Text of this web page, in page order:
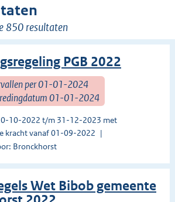
850 resultaten
PGB 2022
per 01-01-2024
01-01-2024
10-2022 t/m 31-12-2023 met
kracht vanaf 01-09-2022
Bronckhorst
Wet Bibob gemeente